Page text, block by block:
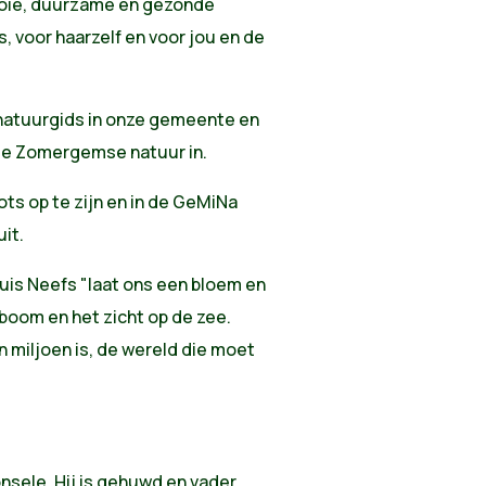
voor haarzelf en voor jou en de
in onze gemeente en
Zomergemse natuur in.
op te zijn en in de GeMiNa
Neefs "laat ons een bloem en
en het zicht op de zee.
miljoen is, de wereld die moet